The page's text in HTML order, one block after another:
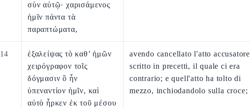
σὺν αὐτῷ· χαρισάμενος
ἡμῖν πάντα τὰ
παραπτώματα,
14
ἐξαλείψας τὸ καθ’ ἡμῶν
χειρόγραφον τοῖς
δόγμασιν ὃ ἦν
ὑπεναντίον ἡμῖν, καὶ
αὐτὸ ἦρκεν ἐκ τοῦ μέσου
avendo cancellato l'atto accusatore
scritto in precetti, il quale ci era
contrario; e quell'atto ha tolto di
mezzo, inchiodandolo sulla croce;